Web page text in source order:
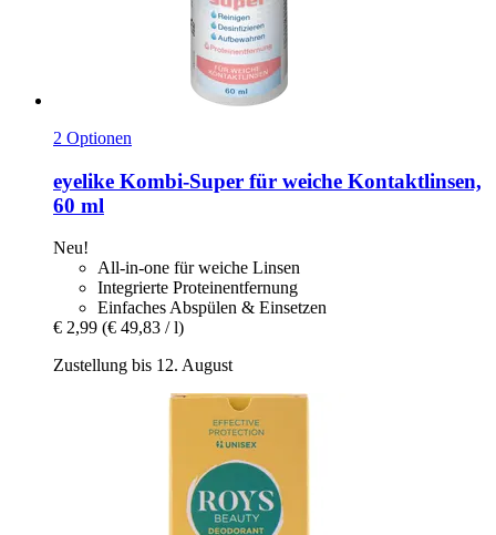
2 Optionen
eyelike Kombi-​Super für weiche Kontaktlinsen,
60 ml
Neu!
All-in-one für weiche Linsen
Integrierte Proteinentfernung
Einfaches Abspülen & Einsetzen
€ 2,99 (€ 49,83 / l)
Zustellung bis 12. August